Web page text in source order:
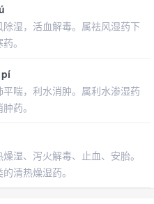
湿，活血解毒。属祛风湿药下
。
喘，利水消肿。属利水渗湿药
药。
湿、泻火解毒、止血、安胎。
清热燥湿药。